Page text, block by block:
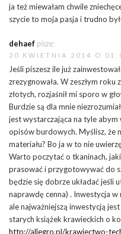
ja też miewałam chwile
szycie to moja pasja i trudno
dehaefpisze:
30 KWIETNIA 2014 O
Jeśli piszesz ile już
zrezygnowała. W zeszłym roku
złotych, rozjaśnił mi sporo w
Burdzie są dla mnie
jest wystarczająca na tyle abym
opisów burdowych. Myślisz, że
materiału? Bo ja w to nie
Warto poczytać o tkaninach,
prasować i przygotowywać do
będzie się dobrze układać jeśli
naprawdę cenna) . Inwestycja
ale najważniejszą inwestycją
starych książek krawieckich o
http://allegro.pl/krawiectwo-